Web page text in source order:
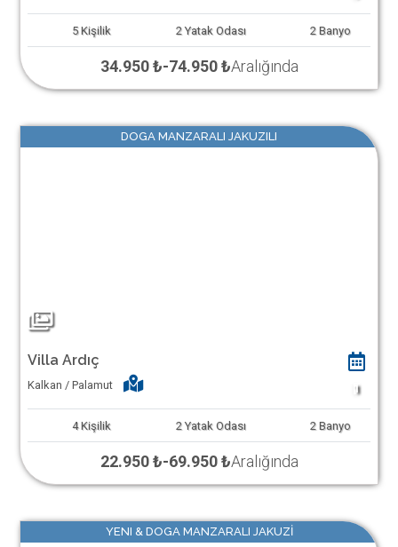
5 Kişilik 2 Yatak Odası 2 Banyo
34.950 ₺-74.950 ₺Aralığında
DOGA MANZARALI JAKUZILI
Villa Ardıç
Kalkan / Palamut 1
4 Kişilik 2 Yatak Odası 2 Banyo
22.950 ₺-69.950 ₺Aralığında
YENI & DOGA MANZARALI JAKUZİ